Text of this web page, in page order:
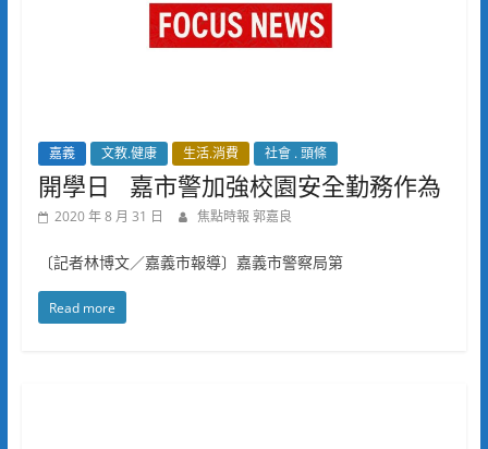
嘉義 文教.健康 生活.消費 社會 . 頭條
開學日 嘉市警加強校園安全勤務作為
2020 年 8 月 31 日 焦點時報 郭嘉良
〔記者林博文／嘉義市報導〕嘉義市警察局第
Read more